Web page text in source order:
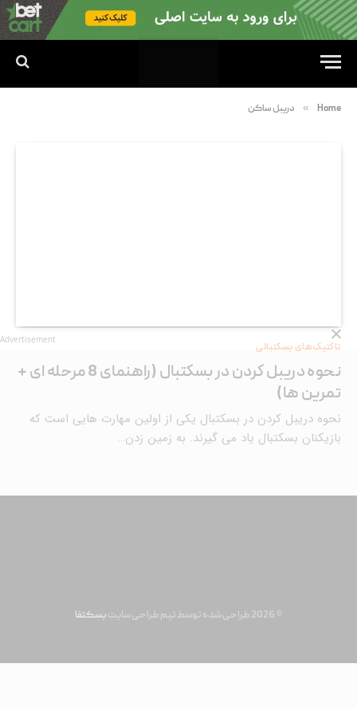
Home
» دریبل ساکن
تاکتیک‌های بسکتبالی
نحوه دریبل کردن در بسکتبال (راهنمای 8 مرحله ای +
تمرین ها)
نحوه دریبل کردن در بسکتبال یکی از اولین مهارت هایی است که
بازیکنان بسکتبال یاد می گیرند. به زمین زدن…
© 2026 طراحی شده توسط تیم طراحی سایت بسکتفا
Advertisement